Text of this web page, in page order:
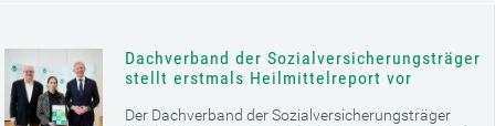
Dachverband der Sozialversicherungsträger
stellt erstmals Heilmittelreport vor
Der Dachverband der Sozialversicherungsträger